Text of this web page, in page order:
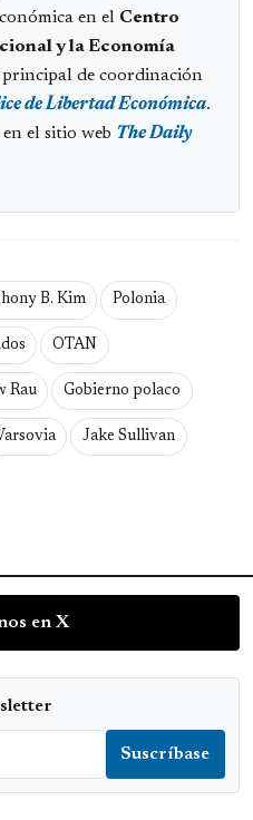
en el Centro
y la Economía
principal de coordinación
de Libertad Económica.
el sitio web The Daily
B. Kim Polonia
OTAN
Rau Gobierno polaco
Jake Sullivan
en X